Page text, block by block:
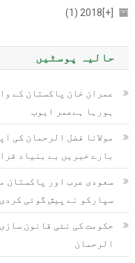
[+]
2018 (1)
حالیہ پوسٹیں
عمران خان پاکستان کے
ہورہا ہےعمر ایوب
مولانا فضل الرحمان کی
بارے خبریں بے بنیاد
سعودی عرب اور پاکستان
سپارکو نے پیش گوئی کردی
الرحمان